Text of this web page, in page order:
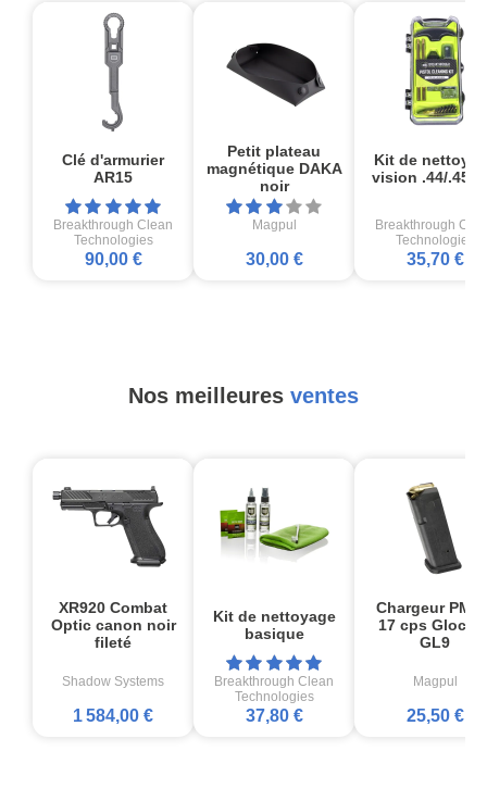
Clé d'armurier
AR15
Breakthrough Clean
Technologies
90,00 €
Petit plateau
magnétique DAKA
noir
Magpul
30,00 €
Kit de
vision .44/.45
Breakthrough
Technologies
35,70 €
Nos meilleures ventes
XR920 Combat
Optic canon noir
fileté
Shadow Systems
1 584,00 €
Kit de nettoyage
basique
Breakthrough Clean
Technologies
37,80 €
Chargeur
17 cps
GL9
Magpul
25,50 €